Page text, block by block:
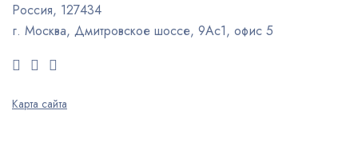
Россия, 127434
г. Москва, Дмитровское шоссе, 9Ас1, офис 5
Карта сайта